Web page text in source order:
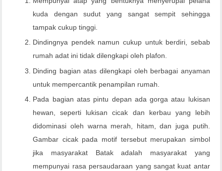
kuda dengan sudut yang sangat sempit sehingga
tampak cukup tinggi.
Dindingnya pendek namun cukup untuk berdiri, sebab
rumah adat ini tidak dilengkapi oleh plafon.
Dinding bagian atas dilengkapi oleh berbagai anyaman
untuk mempercantik penampilan rumah.
Pada bagian atas pintu depan ada gorga atau lukisan
hewan, seperti lukisan cicak dan kerbau yang lebih
didominasi oleh warna merah, hitam, dan juga putih.
Gambar cicak pada motif tersebut merupakan simbol
jika masyarakat Batak adalah masyarakat yang
mempunyai rasa persaudaraan yang sangat kuat antar